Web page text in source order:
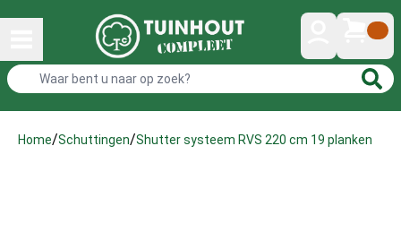
Home/Schuttingen/Shutter systeem RVS 220 cm 19 planken